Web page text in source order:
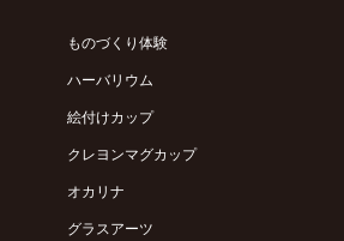
ものづくり体験
ハーバリウム
絵付けカップ
クレヨンマグカップ
オカリナ
グラスアーツ